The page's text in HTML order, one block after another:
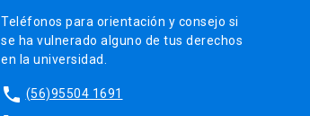
Teléfonos para orientación y consejo si
se ha vulnerado alguno de tus derechos
en la universidad.
phone (56)95504 1691